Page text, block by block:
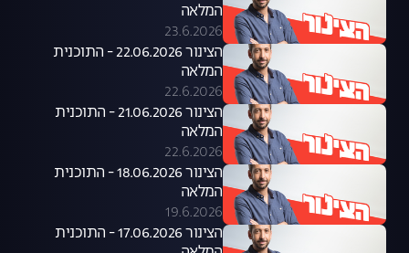
המלאה
23.6.2026
הצינור 22.06.2026 - התוכנית
המלאה
22.6.2026
הצינור 21.06.2026 - התוכנית
המלאה
22.6.2026
הצינור 18.06.2026 - התוכנית
המלאה
19.6.2026
הצינור 17.06.2026 - התוכנית